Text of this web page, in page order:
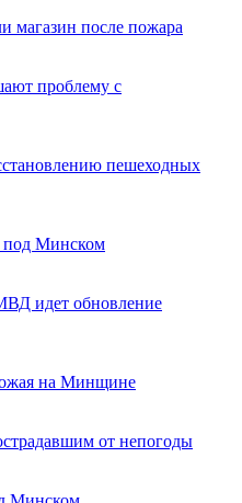
магазин после пожара
проблему с
пешеходных
под Минском
идет обновление
на Минщине
от непогоды